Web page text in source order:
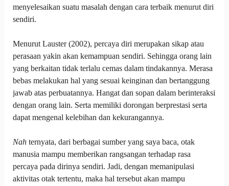
menyelesaikan suatu masalah dengan cara terbaik menurut diri
sendiri.
Menurut Lauster (2002), percaya diri merupakan sikap atau
perasaan yakin akan kemampuan sendiri. Sehingga orang lain
yang berkaitan tidak terlalu cemas dalam tindakannya. Merasa
bebas melakukan hal yang sesuai keinginan dan bertanggung
jawab atas perbuatannya. Hangat dan sopan dalam berinteraksi
dengan orang lain. Serta memiliki dorongan berprestasi serta
dapat mengenal kelebihan dan kekurangannya.
Nahternyata, dari berbagai sumber yang saya baca, otak
manusia mampu memberikan rangsangan terhadap rasa
percaya pada dirinya sendiri. Jadi, dengan memanipulasi
aktivitas otak tertentu, maka hal tersebut akan mampu